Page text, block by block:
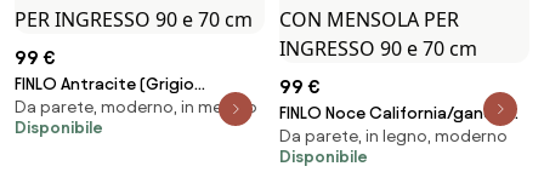
99 €
FINLO Antracite (Grigio
Scuro)/gancio Cromato Lucido
- MODERNO APPENDIABITI
Da parete, moderno, in metallo
Disponibile
99 €
FINLO Noce California/gancio
Nichel Satinato - MODERNO
APPENDIABITI ATTACCAPANNI DA
Da parete, in legno, moderno
Disponibile